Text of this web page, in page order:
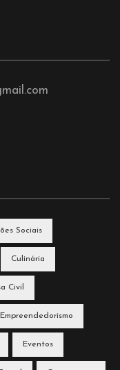
Sociais
Culinária
Civil
Empreendedorismo
Eventos